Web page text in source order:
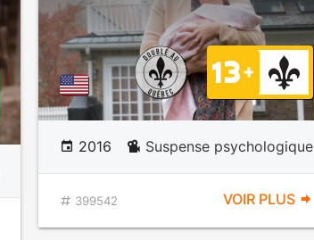
2016 Suspense psychologique
399542 VOIR PLUS